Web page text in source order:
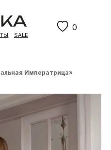
0
Императрица»